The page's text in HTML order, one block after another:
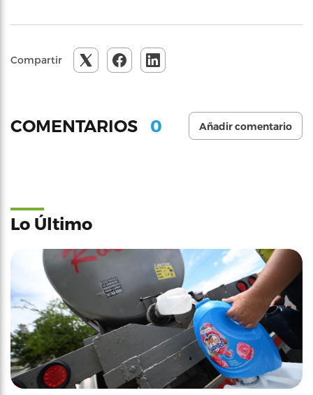
Compartir
COMENTARIOS 0 Añadir comentario
Lo Último